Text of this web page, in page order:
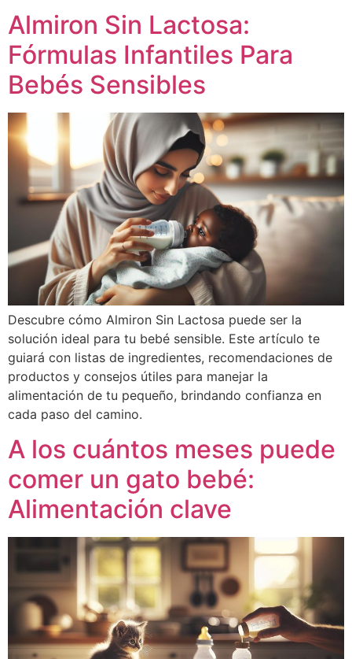
Almiron Sin Lactosa:
Fórmulas Infantiles Para
Bebés Sensibles
Descubre cómo Almiron Sin Lactosa puede ser la
solución ideal para tu bebé sensible. Este artículo te
guiará con listas de ingredientes, recomendaciones de
productos y consejos útiles para manejar la
alimentación de tu pequeño, brindando confianza en
cada paso del camino.
A los cuántos meses puede
comer un gato bebé:
Alimentación clave